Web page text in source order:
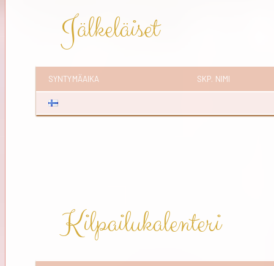
Jälkeläiset
SYNTYMÄAIKA SKP. NIMI
Kilpailukalenteri